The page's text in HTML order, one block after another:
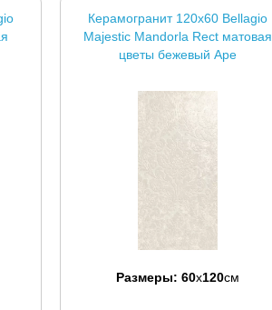
Керамогранит 120x60 Bellagio
Majestic Mandorla Rect матовая
цветы бежевый Ape
Размеры: 60x120см